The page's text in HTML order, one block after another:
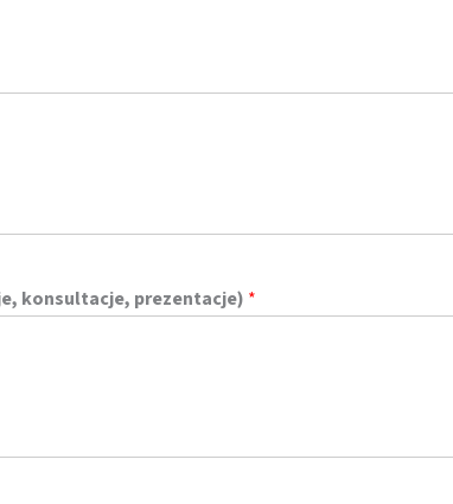
konsultacje, prezentacje) *